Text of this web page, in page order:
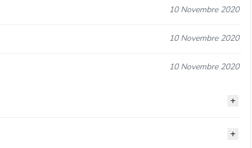
10 Novembre 2020
10 Novembre 2020
10 Novembre 2020
10 Novembre 2020